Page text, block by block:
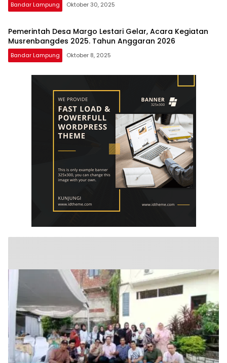
Bandar Lampung Oktober 30, 2025
Pemerintah Desa Margo Lestari Gelar, Acara Kegiatan
Musrenbangdes 2025. Tahun Anggaran 2026
Bandar Lampung Oktober 8, 2025